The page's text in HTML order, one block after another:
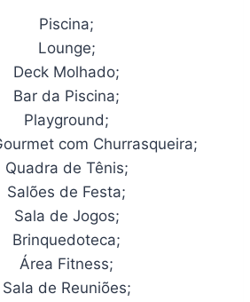
Piscina;
Lounge;
Deck Molhado;
Bar da Piscina;
Playground;
com Churrasqueira;
Quadra de Tênis;
Salões de Festa;
Sala de Jogos;
Brinquedoteca;
Área Fitness;
Sala de Reuniões;